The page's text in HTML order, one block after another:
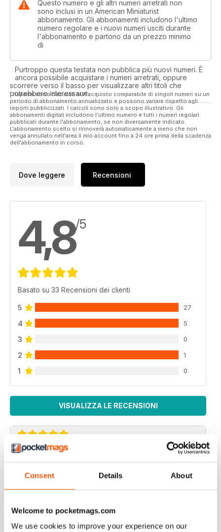
Consent Details About
Welcome to pocketmags.com
We use cookies to improve your experience on our
Questo numero e gli altri numeri arretrati non
sono inclusi in un American Miniaturist
abbonamento. Gli abbonamenti includono l'ultimo
numero regolare e i nuovi numeri usciti durante
l'abbonamento e partono da un prezzo minimo
di
Purtroppo questa testata non pubblica più nuovi numeri. È
ancora possibile acquistare i numeri arretrati, oppure
scorrere verso il basso per visualizzare altri titoli che
potrebbero interessarvi.
I risparmi sono calcolati sull'acquisto comparabile di singoli numeri su un
periodo di abbonamento annualizzato e possono variare rispetto agli
importi pubblicizzati. I calcoli sono solo a scopo illustrativo. Gli
abbonamenti digitali includono l'ultimo numero e tutti i numeri regolari
pubblicati durante l'abbonamento, se non diversamente indicato.
L'abbonamento scelto si rinnoverà automaticamente a meno che non
venga annullato nell'area Il mio account fino a 24 ore prima della scadenza
dell'abbonamento in corso.
Dove leggere Recensioni
4,8/5
Basato su 33 Recensioni dei clienti
5 27
4 5
3 0
2 1
1 0
VISUALIZZA LE RECENSIONI
VERY ENGAGING
Not just for American readers but for European ones